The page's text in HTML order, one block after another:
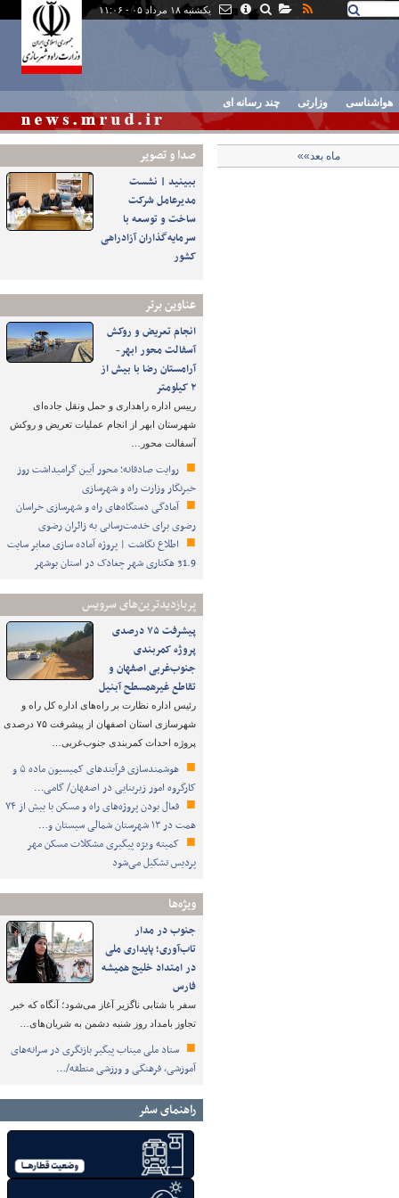
یکشنبه ۱۸ مرداد ۰۵ - ۱۱:۰۶
هواشناسی وزارتی چند رسانه ای
صدا و تصوير
ببینید | نشست
مدیرعامل شرکت
ساخت و توسعه با
سرمایه‌گذاران آزادراهی
کشور
عناوین برتر
انجام تعریض و روکش
آسفالت محور ابهر-
آرامستان رضا با بیش از
۲ کیلومتر
رییس اداره راهداری و حمل ونقل جاده‌ای
شهرستان ابهر از انجام عملیات تعریض و روکش
آسفالت محور…
روایت صادقانه؛ محور آیین گرامیداشت روز
خبرنگار وزارت راه و شهرسازی
آمادگی دستگاه‌های راه و شهرسازی خراسان
رضوی برای خدمت‌رسانی به زائران رضوی
اطلاع نگاشت | پروژه آماده سازی معابر سایت
31.9 هکتاری شهر چغادک در استان بوشهر
پربازدیدترین‌های سرویس
پیشرفت ۷۵ درصدی
پروژه کمربندی
جنوب‌غربی اصفهان و
تقاطع غیرهمسطح آبنیل
رئیس اداره نظارت بر راه‌های اداره کل راه و
شهرسازی استان اصفهان از پیشرفت ۷۵ درصدی
پروژه احداث کمربندی جنوب‌غربی…
هوشمندسازی فرآیندهای کمیسیون ماده ۵ و
کارگروه امور زیربنایی در اصفهان/ گامی…
فعال بودن پروژه‌های راه و مسکن با بیش از ۷۴
همت در ۱۳ شهرستان شمالی سیستان و…
کمیته ویژه پیگیری مشکلات مسکن مهر
پردیس تشکیل می‌شود
ویژه‌ها
جنوب در مدار
تاب‌آوری؛ پایداری ملی
در امتداد خلیج همیشه
فارس
سفر با شتابی ناگزیر آغاز می‌شود؛ آنگاه که خبر
تجاوز بامداد روز شنبه دشمن به شریان‌های…
ستاد ملی میناب پیگیر بازنگری در سرانه‌های
آموزشی، فرهنگی و ورزشی منطقه/…
راهنمای سفر
ماه بعد»»